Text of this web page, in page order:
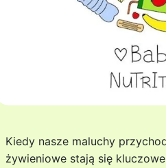
Kiedy nasze maluchy
żywieniowe stają się